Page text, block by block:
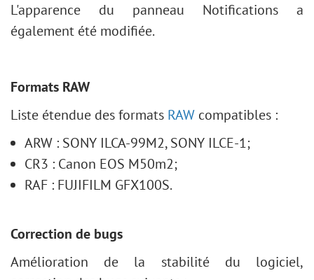
L'apparence du panneau Notifications a
également été modifiée.
Formats RAW
Liste étendue des formats RAW compatibles :
ARW : SONY ILCA-99M2, SONY ILCE-1;
CR3 : Canon EOS M50m2;
RAF : FUJIFILM GFX100S.
Correction de bugs
Amélioration de la stabilité du logiciel,